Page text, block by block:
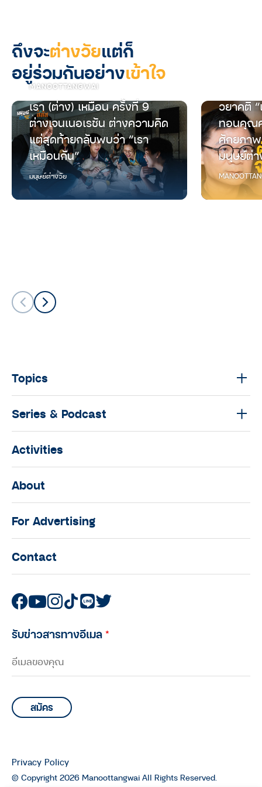
ถึงจะต่างวัยแต่ก็
อยู่ร่วมกันอย่างเข้าใจ
MANOOTTANGWAI
เรา (ต่าง) เหมือน ครั้งที่ 9
ต่างเจนเนอเรชัน ต่างความคิด
แต่สุดท้ายกลับพบว่า “เรา
เหมือนกัน”
มนุษย์ต่างวัย
วยาคติ
ทอนคุณ
ศักยภา
มนุษย์ต่า
Topics
Series & Podcast
Activities
About
For Advertising
Contact
รับข่าวสารทางอีเมล*
© Copyright 2026 Manoottangwai All Rights Reserved.
Privacy Policy